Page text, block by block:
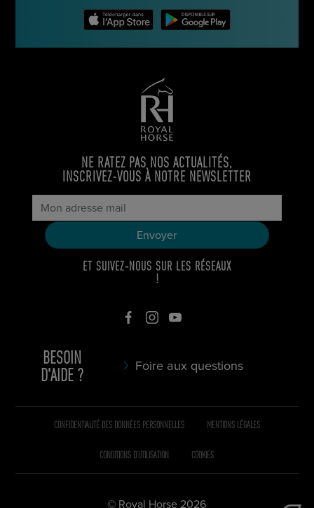
NE RATEZ PAS NOS ACTUALITÉS,
INSCRIVEZ-VOUS À NOTRE NEWSLETTER
ET SUIVEZ-NOUS SUR LES RÉSEAUX
!
BESOIN
D'AIDE ?
Foire aux questions
© Royal Horse 2026
CONFIDENTIALITÉ DES DONNÉES PERSONNELLES MENTIONS LÉGALES
CONDITIONS D’UTILISATION COOKIES